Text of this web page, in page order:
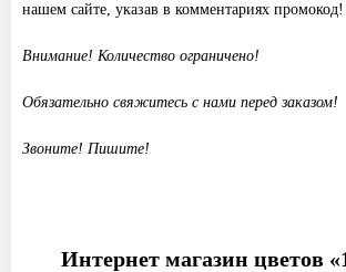
нашем сайте, указав в комментариях промокод!
Внимание! Количество ограничено!
Обязательно свяжитесь с нами перед заказом!
Звоните! Пишите!
Интернет магазин цветов